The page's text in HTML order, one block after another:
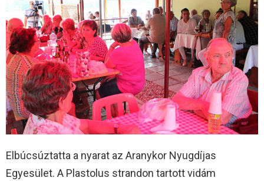
Elbúcsúztatta a nyarat az Aranykor Nyugdíjas
Egyesület. A Plastolus strandon tartott vidám